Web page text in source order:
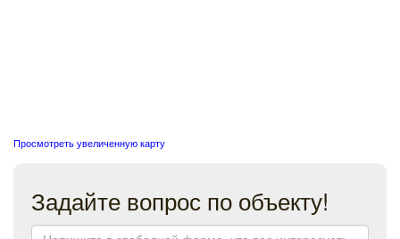
Просмотреть увеличенную карту
Задайте вопрос по объекту!